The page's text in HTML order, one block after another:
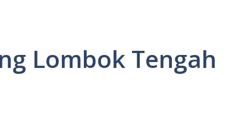
Lombok Tengah